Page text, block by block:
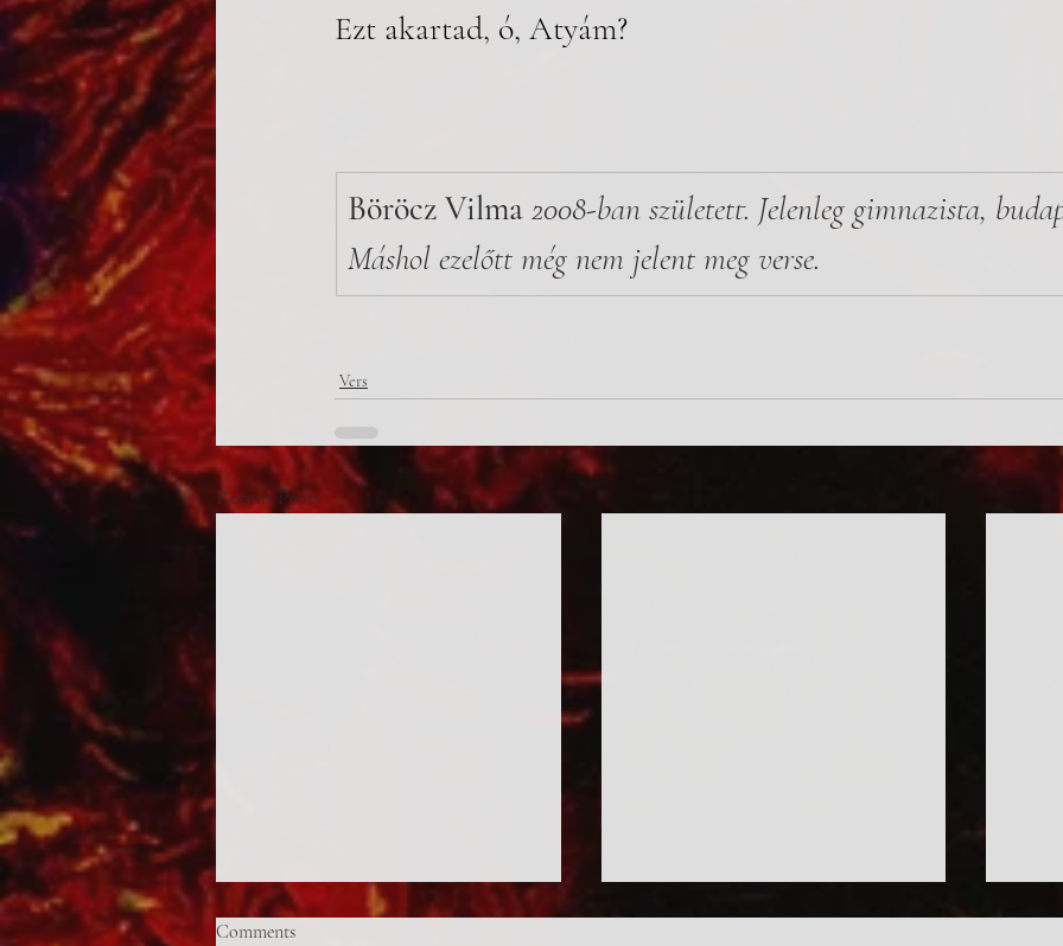
Ezt akartad, ó, Atyám?
Böröcz Vilma 2008-ban született. Jelenleg gimnazista,
Máshol ezelőtt még nem jelent meg verse.
Vers
Recent Posts
Comments